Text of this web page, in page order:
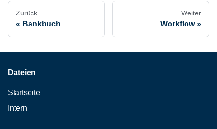
Zurück
Bankbuch
Weiter
Workflow
Dateien
Startseite
Intern